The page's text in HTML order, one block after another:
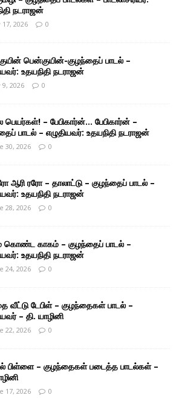
நடராஜன்
17, 2026 0
பென்குயின்-குழந்தைப் பாடல் –
உதயநிதி நடராஜன்
9, 2026 0
பெயர்கள்! – பேபிகார்ன்… பேபிகார்ன் –
பாடல் – எழுதியவர்: உதயநிதி நடராஜன்
30, 2026 0
ஆரி ரரோ – தாலாட்டு – குழந்தைப் பாடல் –
உதயநிதி நடராஜன்
28, 2026 0
கொண்ட காகம் – குழந்தைப் பாடல் –
உதயநிதி நடராஜன்
24, 2026 0
வீட்டு டேபிள் – குழந்தைகள் பாடல் –
– தி. யாழினி
22, 2026 0
பிள்ளை – குழந்தைகள் படைத்த பாடல்கள் –
17, 2026 0